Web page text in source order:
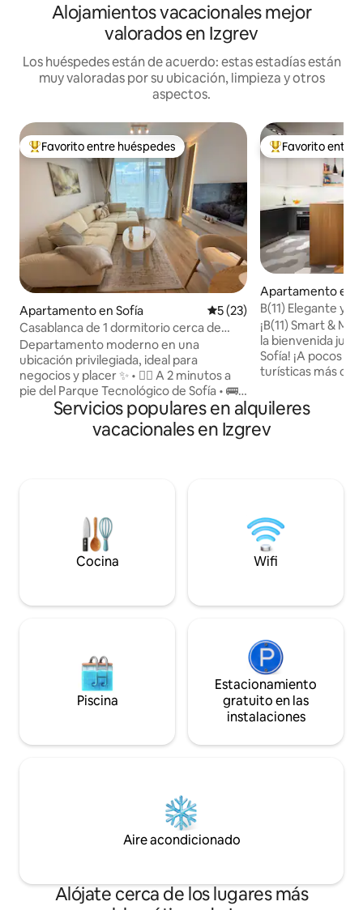
Alojamientos vacacionales mejor
valorados en Izgrev
Los huéspedes están de acuerdo: estas estadías están
muy valoradas por su ubicación, limpieza y otros
aspectos.
Favorito entre huéspedes preferido
Favorito entre huéspedes
Apartamento en Sofía Calificación promedio: 5 de
5 (23)
Casablanca de 1 dormitorio cerca de
Arena 8888 y del aeropuerto | Wifi
Departamento moderno en una
ubicación privilegiada, ideal para
negocios y placer ✨ • 🚶‍♂️ A 2 minutos a
pie del Parque Tecnológico de Sofía • 🚌
A 2 minutos a pie de la parada de
autobús con más de 10 líneas de autobús
y autobús nocturno • 🏢 A 5 minutos a
Supermercados, restaurantes y
cafeterías a solo unos pasos Disfrute de
una estadía cómoda con excelentes
conexiones de transporte y fácil acceso
Favorito entre
Favorito entre
Apartamento en
B(11) Elegante y
¡Aparcamiento
¡B(11) Smart &
la bienvenida
Sofía! ¡A pocos pasos de las atracciones
turísticas más
implementamos
detalle de esta
naturalmente
a tu disposición
check-out
una estancia sin
Servicios populares en alquileres
vacacionales en Izgrev
Cocina Wifi
Piscina
Estacionamiento
gratuito en las
instalaciones
Aire acondicionado
Alójate cerca de los lugares más